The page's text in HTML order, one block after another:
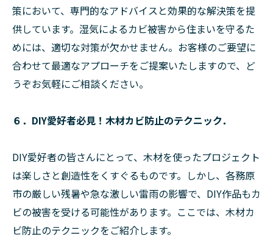
策において、専門的なアドバイスと効果的な解決策を提
供しています。湿気によるカビ被害から住まいを守るた
めには、適切な対策が欠かせません。お客様のご要望に
合わせて最適なアプローチをご提案いたしますので、ど
うぞお気軽にご相談ください。
６．DIY愛好者必見！木材カビ防止のテクニック．
DIY愛好者の皆さんにとって、木材を使ったプロジェクト
は楽しさと創造性をくすぐるものです。しかし、各務原
市の厳しい残暑や急な激しい雷雨の影響で、DIY作品もカ
ビの被害を受ける可能性があります。ここでは、木材カ
ビ防止のテクニックをご紹介します。